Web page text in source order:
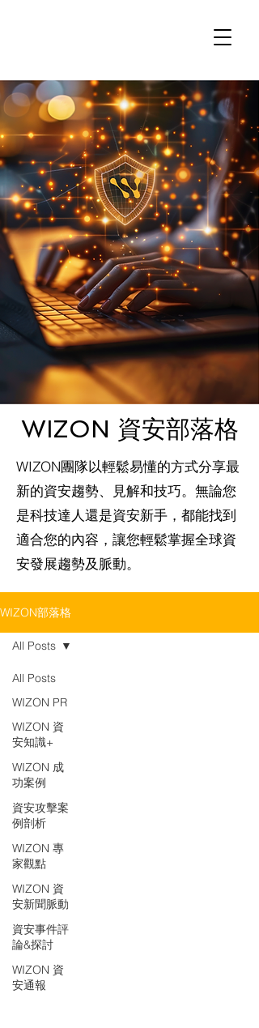
WIZON 資安部落格
WIZON團隊以輕鬆易懂的方式分享最
新的資安趨勢、見解和技巧。無論您
是科技達人還是資安新手，都能找到
適合您的內容，讓您輕鬆掌握全球資
安發展趨勢及脈動。
WIZON部落格
All Posts
WIZON PR
WIZON 資
安知識+
WIZON 成
功案例
資安攻擊案
例剖析
WIZON 專
家觀點
WIZON 資
安新聞脈動
資安事件評
論&探討
WIZON 資
安通報
All Posts